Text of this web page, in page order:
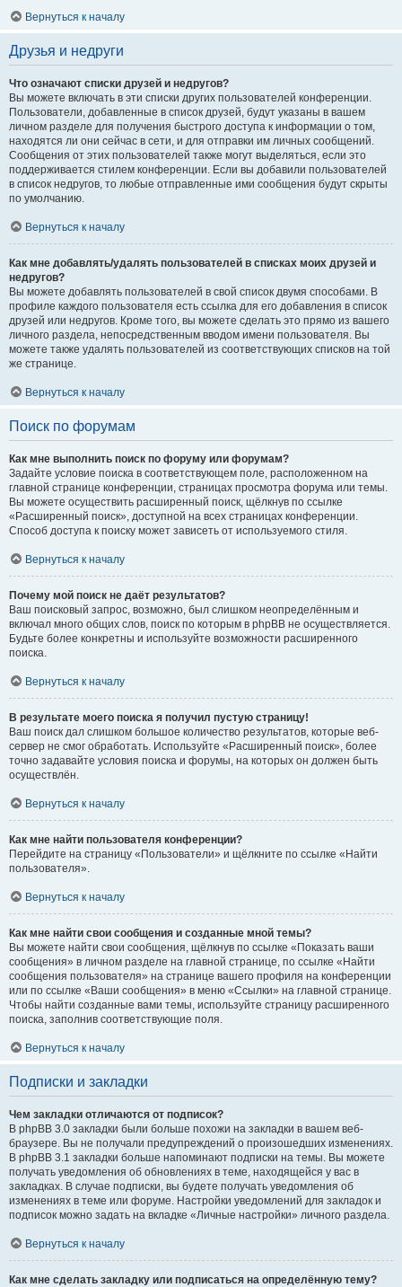
Вернуться к началу
Друзья и недруги
Что означают списки друзей и недругов?
Вы можете включать в эти списки других пользователей конференции.
Пользователи, добавленные в список друзей, будут указаны в вашем
личном разделе для получения быстрого доступа к информации о том,
находятся ли они сейчас в сети, и для отправки им личных сообщений.
Сообщения от этих пользователей также могут выделяться, если это
поддерживается стилем конференции. Если вы добавили пользователей
в список недругов, то любые отправленные ими сообщения будут скрыты
по умолчанию.
Вернуться к началу
Как мне добавлять/удалять пользователей в списках моих друзей и
недругов?
Вы можете добавлять пользователей в свой список двумя способами. В
профиле каждого пользователя есть ссылка для его добавления в список
друзей или недругов. Кроме того, вы можете сделать это прямо из вашего
личного раздела, непосредственным вводом имени пользователя. Вы
можете также удалять пользователей из соответствующих списков на той
же странице.
Вернуться к началу
Поиск по форумам
Как мне выполнить поиск по форуму или форумам?
Задайте условие поиска в соответствующем поле, расположенном на
главной странице конференции, страницах просмотра форума или темы.
Вы можете осуществить расширенный поиск, щёлкнув по ссылке
«Расширенный поиск», доступной на всех страницах конференции.
Способ доступа к поиску может зависеть от используемого стиля.
Вернуться к началу
Почему мой поиск не даёт результатов?
Ваш поисковый запрос, возможно, был слишком неопределённым и
включал много общих слов, поиск по которым в phpBB не осуществляется.
Будьте более конкретны и используйте возможности расширенного
поиска.
Вернуться к началу
В результате моего поиска я получил пустую страницу!
Ваш поиск дал слишком большое количество результатов, которые веб-
сервер не смог обработать. Используйте «Расширенный поиск», более
точно задавайте условия поиска и форумы, на которых он должен быть
осуществлён.
Вернуться к началу
Как мне найти пользователя конференции?
Перейдите на страницу «Пользователи» и щёлкните по ссылке «Найти
пользователя».
Вернуться к началу
Как мне найти свои сообщения и созданные мной темы?
Вы можете найти свои сообщения, щёлкнув по ссылке «Показать ваши
сообщения» в личном разделе на главной странице, по ссылке «Найти
сообщения пользователя» на странице вашего профиля на конференции
или по ссылке «Ваши сообщения» в меню «Ссылки» на главной странице.
Чтобы найти созданные вами темы, используйте страницу расширенного
поиска, заполнив соответствующие поля.
Вернуться к началу
Подписки и закладки
Чем закладки отличаются от подписок?
В phpBB 3.0 закладки были больше похожи на закладки в вашем веб-
браузере. Вы не получали предупреждений о произошедших изменениях.
В phpBB 3.1 закладки больше напоминают подписки на темы. Вы можете
получать уведомления об обновлениях в теме, находящейся у вас в
закладках. В случае подписки, вы будете получать уведомления об
изменениях в теме или форуме. Настройки уведомлений для закладок и
подписок можно задать на вкладке «Личные настройки» личного раздела.
Вернуться к началу
Как мне сделать закладку или подписаться на определённую тему?